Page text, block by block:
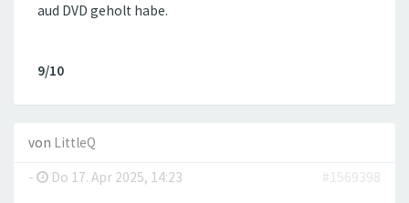
aud DVD geholt habe.
9/10
von LittleQ
-
Do 17. Apr 2025, 14:23 #1569398